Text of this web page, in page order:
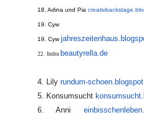
18. Adina und Pia
19. Cyw
19. Cyw
22. Indra beautyrella.de
4. Lily rundum-
5. Konsumsucht
6. Anni